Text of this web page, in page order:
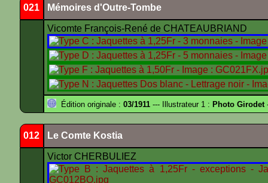
021 Mémoires d'Outre-Tombe
Vicomte François-René de CHATEAUBRIAND
Édition originale : 03/1911 --- Illustrateur 1 : Photo Girodet
012 Le Comte Kostia
Victor CHERBULIEZ